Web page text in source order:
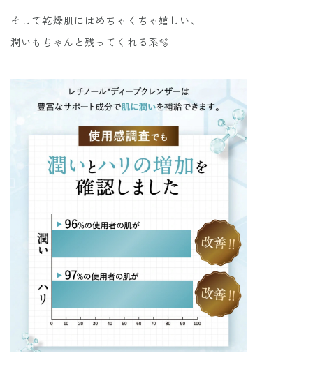
そして乾燥肌にはめちゃくちゃ嬉しい、
潤いもちゃんと残ってくれる系🫧